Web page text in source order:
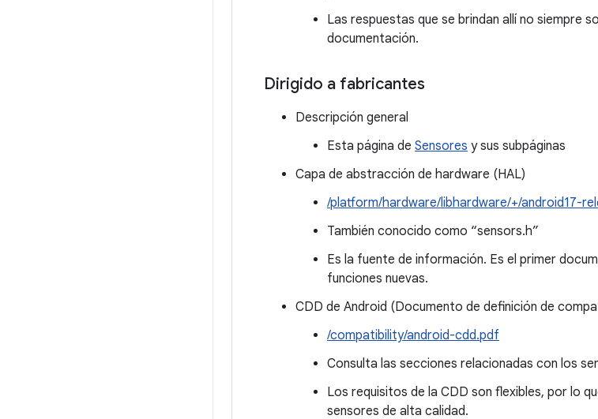
Las respuestas que se brindan allí no siempre
documentación.
Dirigido a fabricantes
Descripción general
Esta página de Sensores y sus subpáginas
Capa de abstracción de hardware (HAL)
/platform/hardware/libhardware/+/android17-
También conocido como “sensors.h”
Es la fuente de información. Es el primer
funciones nuevas.
CDD de Android (Documento de definición de
/compatibility/android-cdd.pdf
Consulta las secciones relacionadas con los
Los requisitos de la CDD son flexibles, por lo
sensores de alta calidad.